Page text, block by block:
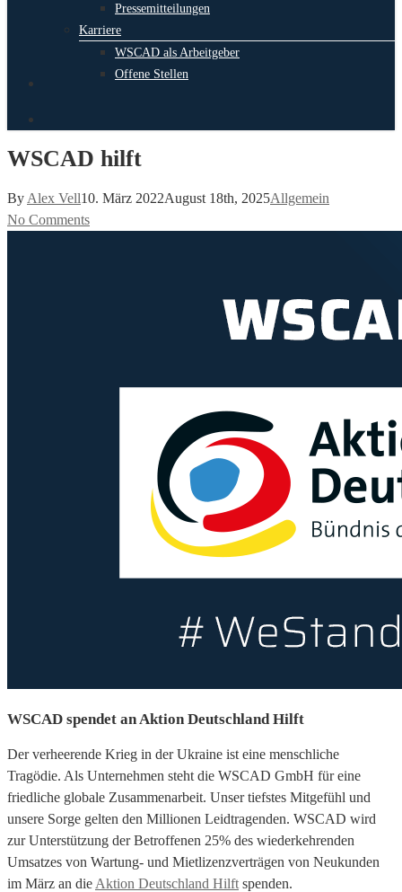
Pressemitteilungen
Karriere
WSCAD als Arbeitgeber
Offene Stellen
WSCAD hilft
By Alex Vell10. März 2022August 18th, 2025Allgemein
No Comments
WSCAD spendet an Aktion Deutschland Hilft
Der verheerende Krieg in der Ukraine ist eine menschliche
Tragödie. Als Unternehmen steht die WSCAD GmbH für eine
friedliche globale Zusammenarbeit. Unser tiefstes Mitgefühl und
unsere Sorge gelten den Millionen Leidtragenden. WSCAD wird
zur Unterstützung der Betroffenen 25% des wiederkehrenden
Umsatzes von Wartung- und Mietlizenzverträgen von Neukunden
im März an die Aktion Deutschland Hilft spenden.